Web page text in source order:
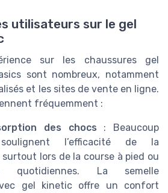
utilisateurs sur le gel
sur les chaussures gel
sont nombreux, notamment
et les sites de vente en ligne.
fréquemment :
des chocs : Beaucoup
soulignent l’efficacité de la
lors de la course à pied ou
quotidiennes. La semelle
gel kinetic offre un confort